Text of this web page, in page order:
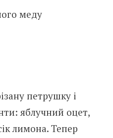
меду
петрушку і
яблучний оцет,
лимона. Тепер